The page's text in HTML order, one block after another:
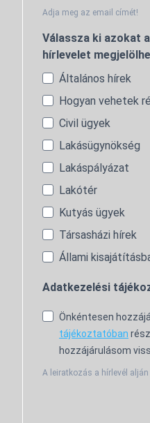
Adja meg az email címét!
Válassza ki azokat
hírlevelet
Általános hírek
Hogyan vehetek
Civil ügyek
Lakásügynökség
Lakáspályázat
Lakótér
Kutyás ügyek
Társasházi hírek
Állami
Adatkezelési
Önkéntesen
tájékoztatóban
hozzájárulásom
A leiratkozás a hírlevél